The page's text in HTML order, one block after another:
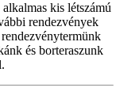
kis létszámú
rendezvények
és borteraszunk